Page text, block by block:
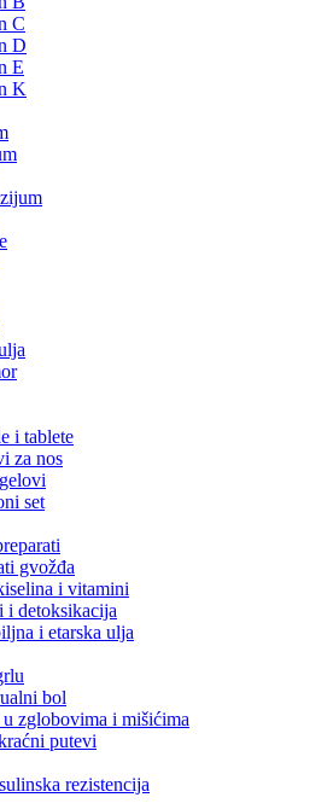
C
D
E
K
i tablete
za nos
set
gvožđa
i vitamini
i detoksikacija
i etarska ulja
bol
zglobovima i mišićima
putevi
rezistencija